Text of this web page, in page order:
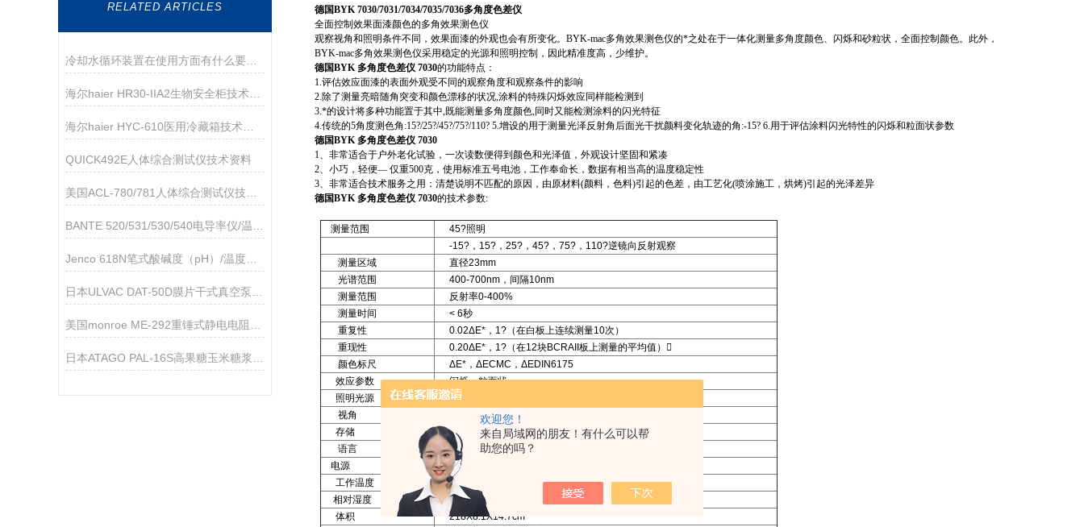
欢迎您！
来自局域网的朋友！有什么可以帮
助您的吗？
RELATED ARTICLES
冷却水循环装置在使用方面有什么要领呢？
海尔haier HR30-IIA2生物安全柜技术资料
海尔haier HYC-610医用冷藏箱技术参数
QUICK492E人体综合测试仪技术资料
美国ACL-780/781人体综合测试仪技术参数
德国BYK 7030/7031/7034/7035/7036多角度色差仪
全面控制效果面漆颜色的多角效果测色仪
观察视角和照明条件不同，效果面漆的外观也会有所变化。BYK-mac多角效果测色仪的*之处在于一体化测量多角度颜色、闪烁和砂粒状，全面控制颜色。此外，
BYK-mac多角效果测色仪采用稳定的光源和照明控制，因此精准度高，少维护。
德国BYK 多角度色差仪 7030的功能特点：
1.评估效应面漆的表面外观受不同的观察角度和观察条件的影响
2.除了测量亮暗随角突变和颜色漂移的状况,涂料的特殊闪烁效应同样能检测到
3.*的设计将多种功能置于其中,既能测量多角度颜色,同时又能检测涂料的闪光特征
4.传统的5角度测色角:15?/25?/45?/75?/110? 5.增设的用于测量光泽反射角后面光干扰颜料变化轨迹的角:-15? 6.用于评估涂料闪光特性的闪烁和粒面状参数
德国BYK 多角度色差仪 7030
1、非常适合于户外老化试验，一次读数便得到颜色和光泽值，外观设计坚固和紧凑
2、小巧，轻便— 仅重500克，使用标准五号电池，工作奉命长，数据有相当高的温度稳定性
3、非常适合技术服务之用：清楚说明不匹配的原因，由原材料(颜料，色料)引起的色差，由工艺化(喷涂施工，烘烤)引起的光泽差异
德国BYK 多角度色差仪 7030的技术参数:
测量范围
45?照明
-15?，15?，25?，45?，75?，110?逆镜向反射观察
测量区域
直径23mm
光谱范围
400-700nm，间隔10nm
测量范围
反射率0-400%
测量时间
< 6秒
重复性
0.02ΔΕ*，1?（在白板上连续测量10次）
重现性
0.20ΔΕ*，1?（在12块BCRAII板上测量的平均值）
颜色标尺
ΔΕ*，ΔΕCMC，ΔΕDIN6175
效应参数
闪烁，粒面状
照明光源
A；C；D50；D65；F2；F7；F11；F12
视角
2?；10?
存储
1000个标准/样品
语言
英、德、法、意、西班牙语
电源
4节AA NiMH电池
工作温度
10?C - 42?C（50?F-110?F）
相对湿度
不超过85%，35?C（95?F）；不结露
体积
218X8.1X14.7cm